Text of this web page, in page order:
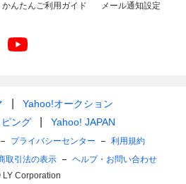
かんたんご利用ガイド メール通知設定
Yahoo!オークション
ング
Yahoo! JAPAN
プライバシーセンター
利用規約
取引法の表示
ヘルプ・お問い合わせ
LY Corporation